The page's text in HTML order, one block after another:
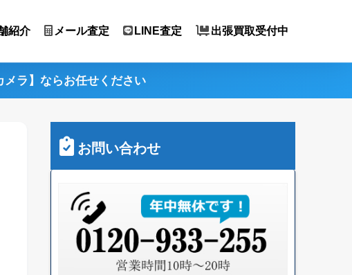
紹介 メール査定 LINE査定 出張買取受付中
ラ】ならお任せください
お問い合わせ